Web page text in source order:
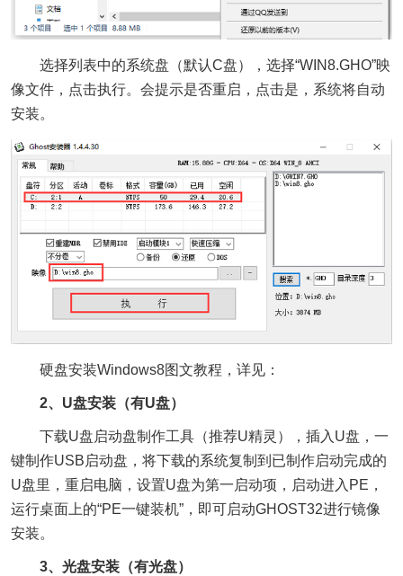
选择列表中的系统盘（默认C盘），选择“WIN8.GHO”映
像文件，点击执行。会提示是否重启，点击是，系统将自动
安装。
硬盘安装Windows8图文教程，详见：
2、U盘安装（有U盘）
下载U盘启动盘制作工具（推荐U精灵），插入U盘，一
键制作USB启动盘，将下载的系统复制到已制作启动完成的
U盘里，重启电脑，设置U盘为第一启动项，启动进入PE，
运行桌面上的“PE一键装机”，即可启动GHOST32进行镜像
安装。
3、光盘安装（有光盘）